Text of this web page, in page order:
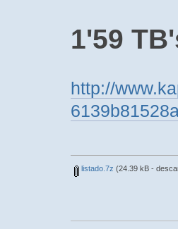
1'59
http://
listado.7z (24.39 kB -